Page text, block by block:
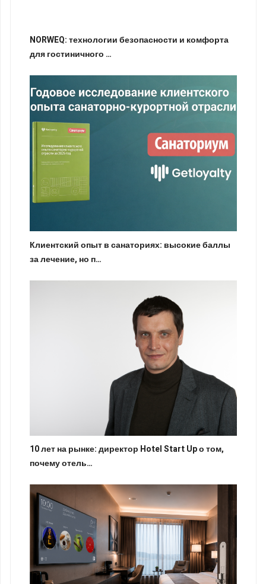
NORWEQ: технологии безопасности и комфорта
для гостиничного …
Клиентский опыт в санаториях: высокие баллы
за лечение, но п…
10 лет на рынке: директор Hotel Start Up о том,
почему отель…